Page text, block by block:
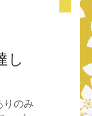
し
りのみ